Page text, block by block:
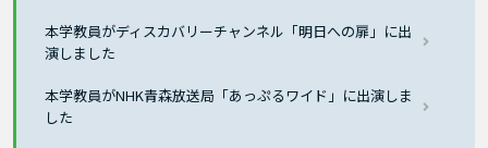
本学教員がディスカバリーチャンネル「明日への扉」に出
演しました
本学教員がNHK青森放送局「あっぷるワイド」に出演しま
した